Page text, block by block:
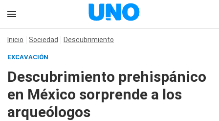
Inicio Sociedad Descubrimiento
EXCAVACIÓN
Descubrimiento prehispánico
en México sorprende a los
arqueólogos